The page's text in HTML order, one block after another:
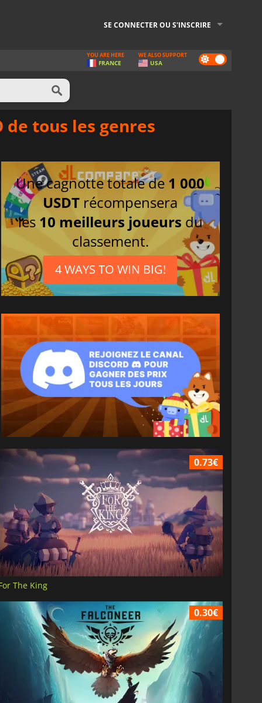
SE CONNECTER OU S'INSCRIRE
Dark
mode
YOU ARE HERE
FRANCE
WE ALSO SUPPORT
USA
tous les genres
Une cagnotte totale de 1 000
USDT récompensera
les 10 meilleurs joueurs du
classement.
4 WAYS TO WIN BIG!
0.73€
The King
0.30€